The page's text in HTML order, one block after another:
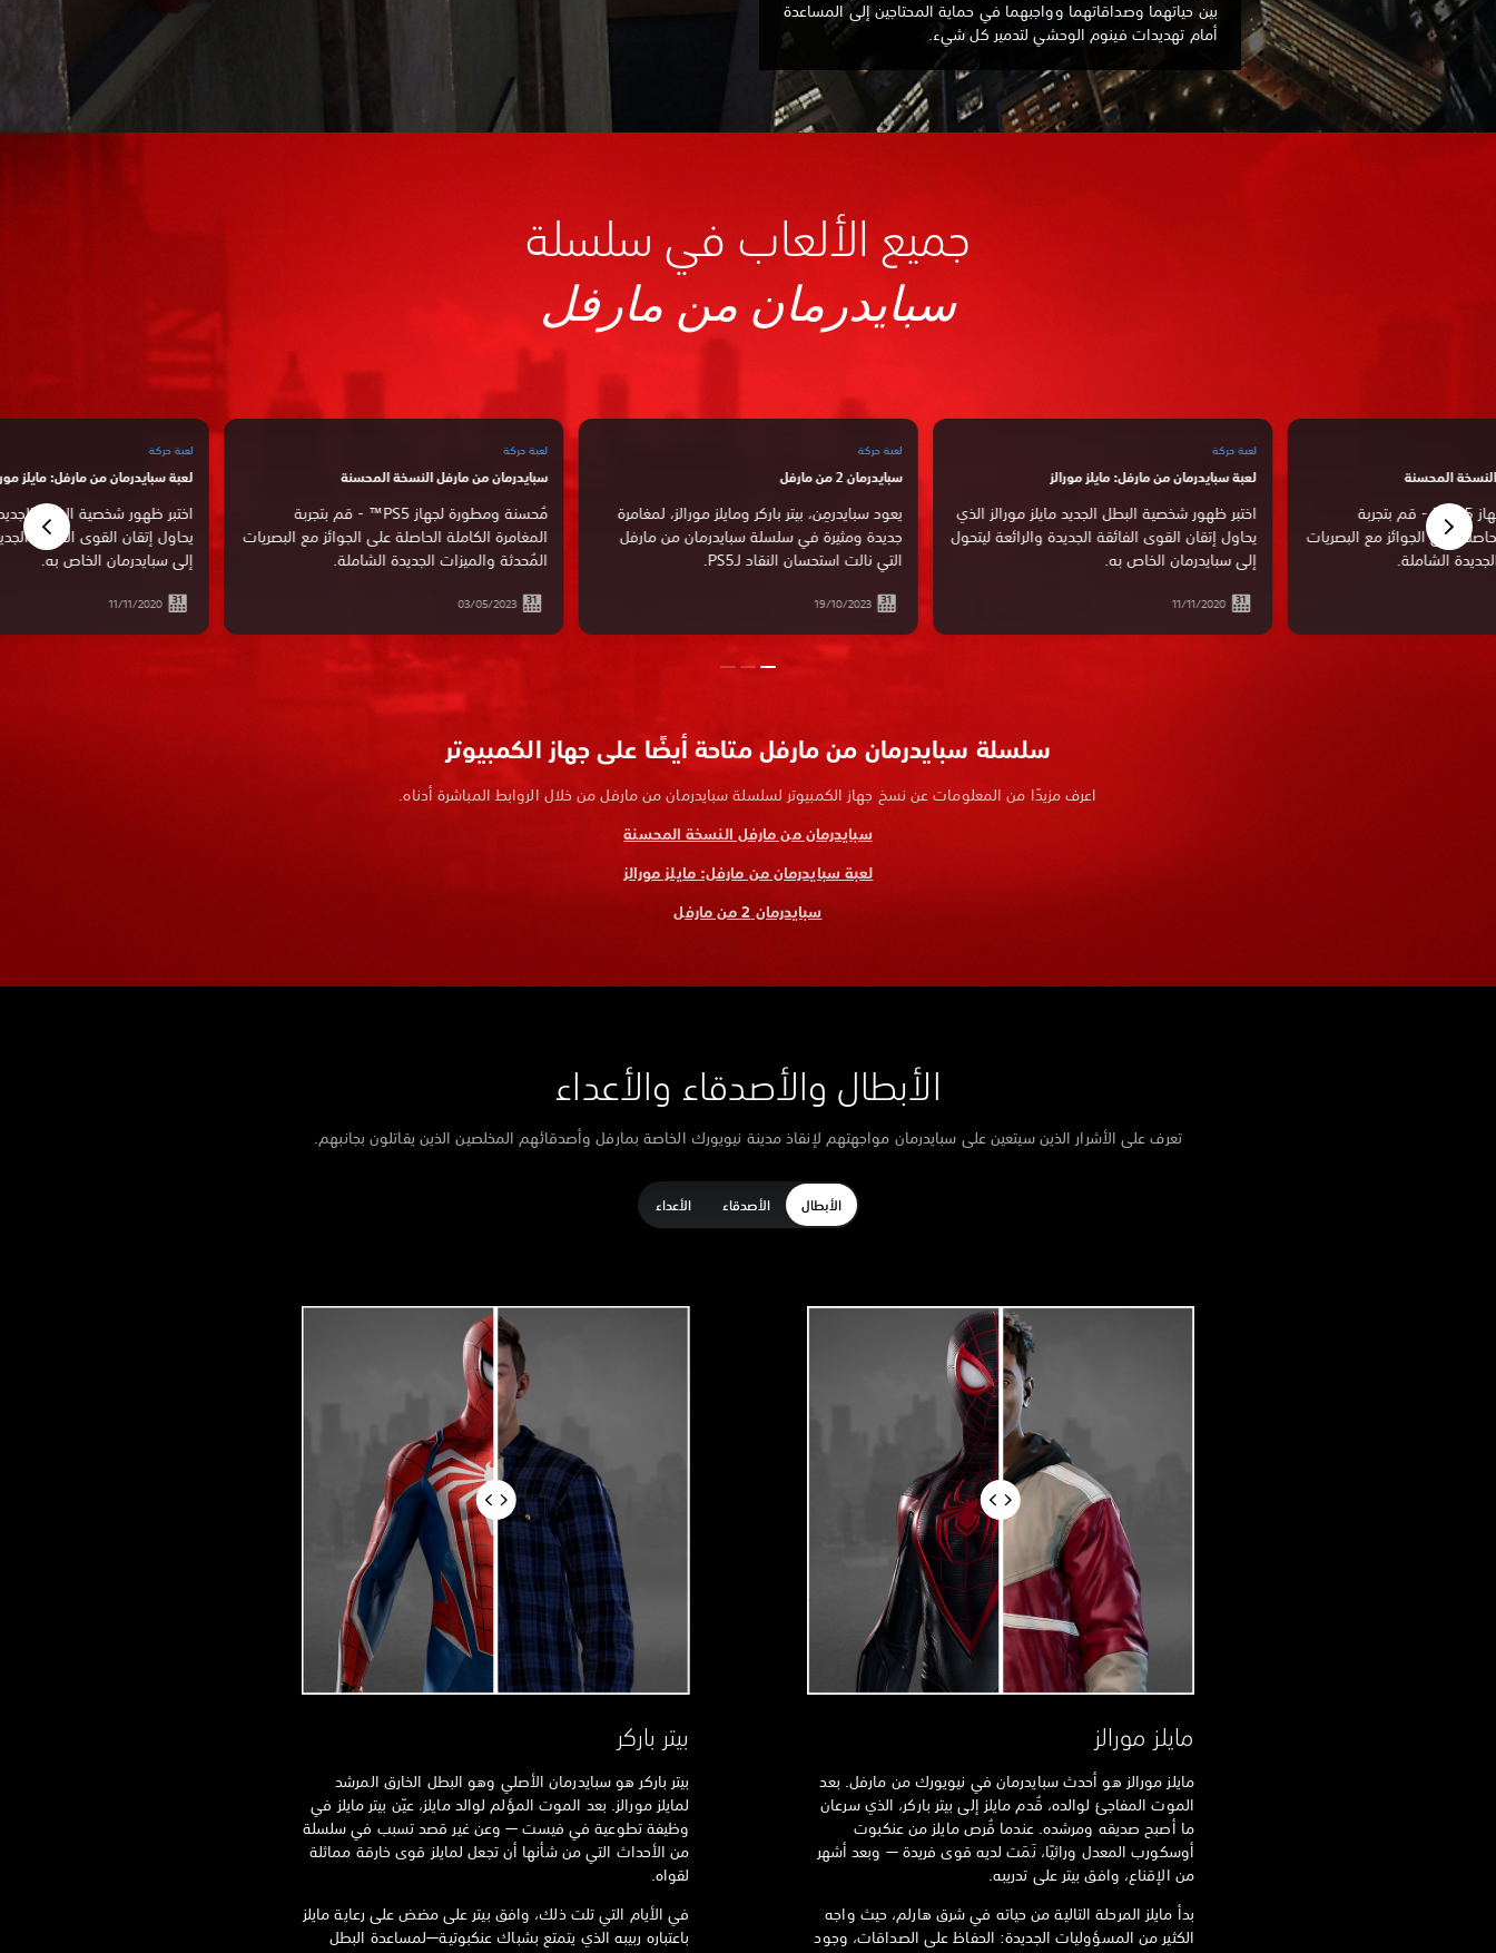
بين حياتهما وصداقاتهما وواجبهما في حماية المحتاجين إلى المساعدة
أمام تهديدات فينوم الوحشي لتدمير كل شيء.
جميع الألعاب في سلسلة
سبايدرمان من مارفل
لعبة حركة
سبايدرمان 2 من مارفل
يعود سبايدرمِن، بيتر باركر ومايلز مورالز، لمغامرة
جديدة ومثيرة في سلسلة سبايدرمان من مارفل
التي نالت استحسان النقاد لـPS5.
19/10/2023
لعبة حركة
لعبة سبايدرمان من مارفل: مايلز مورالز
اختبر ظهور شخصية البطل الجديد مايلز مورالز الذي
يحاول إتقان القوى الفائقة الجديدة والرائعة ليتحول
إلى سبايدرمان الخاص به.
11/11/2020
المحسنة
مُحسنة ومطورة لجهاز PS5™ - قم بتجربة
على الجوائز مع البصريات
الشاملة.
لعبة حركة
لعبة سبايدرمان من مارفل: مايلز
اختبر ظهور شخصية البطل الجديد
يحاول إتقان القوى الفائقة
إلى سبايدرمان الخاص به.
11/11/2020
لعبة حركة
سبايدرمان من مارفل النسخة المحسنة
مُحسنة ومطورة لجهاز PS5™ - قم بتجربة
المغامرة الكاملة الحاصلة على الجوائز مع البصريات
المُحدثة والميزات الجديدة الشاملة.
03/05/2023
سلسلة سبايدرمان من مارفل متاحة أيضًا على جهاز الكمبيوتر
اعرف مزيدًا من المعلومات عن نسخ جهاز الكمبيوتر لسلسلة سبايدرمان من مارفل من خلال الروابط المباشرة أدناه.
سبايدرمان من مارفل النسخة المحسنة
لعبة سبايدرمان من مارفل: مايلز مورالز
سبايدرمان 2 من مارفل
الأبطال والأصدقاء والأعداء
تعرف على الأشرار الذين سيتعين على سبايدرمان مواجهتهم لإنقاذ مدينة نيويورك الخاصة بمارفل وأصدقائهم المخلصين الذين يقاتلون بجانبهم.
الأبطال الأصدقاء الأعداء
بيتر باركر
بيتر باركر هو سبايدرمان الأصلي وهو البطل الخارق المرشد
لمايلز مورالز. بعد الموت المؤلم لوالد مايلز، عيّن بيتر مايلز في
وظيفة تطوعية في فيست — وعن غير قصد تسبب في سلسلة
من الأحداث التي من شأنها أن تجعل لمايلز قوى خارقة مماثلة
لقواه.
في الأيام التي تلت ذلك، وافق بيتر على مضض على رعاية مايلز
باعتباره ربيبه الذي يتمتع بشباك عنكبوتية—لمساعدة البطل
مايلز مورالز
مايلز مورالز هو أحدث سبايدرمان في نيويورك من مارفل. بعد
الموت المفاجئ لوالده، قُدم مايلز إلى بيتر باركر، الذي سرعان
ما أصبح صديقه ومرشده. عندما قُرص مايلز من عنكبوت
أوسكورب المعدل وراثيًا، نَمَت لديه قوى فريدة — وبعد أشهر
من الإقناع، وافق بيتر على تدريبه.
بدأ مايلز المرحلة التالية من حياته في شرق هارلم، حيث واجه
الكثير من المسؤوليات الجديدة: الحفاظ على الصداقات، وجود